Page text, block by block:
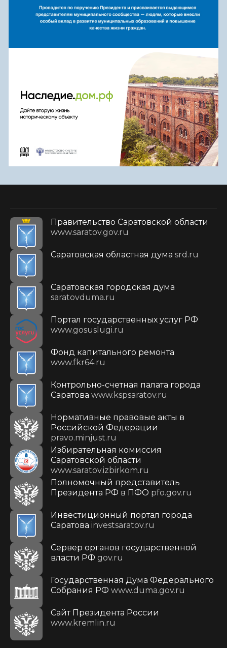
Правительство Саратовской области
www.saratov.gov.ru
Саратовская областная дума srd.ru
Саратовская городская дума
saratovduma.ru
Портал государственных услуг РФ
www.gosuslugi.ru
Фонд капитального ремонта
www.fkr64.ru
Контрольно-счетная палата города
Саратова www.kspsaratov.ru
Нормативные правовые акты в
Российской Федерации
pravo.minjust.ru
Избирательная комиссия
Саратовской области
www.saratov.izbirkom.ru
Полномочный представитель
Президента РФ в ПФО pfo.gov.ru
Инвестиционный портал города
Саратова investsaratov.ru
Сервер органов государственной
власти РФ gov.ru
Государственная Дума Федерального
Собрания РФ www.duma.gov.ru
Cайт Президента России
www.kremlin.ru